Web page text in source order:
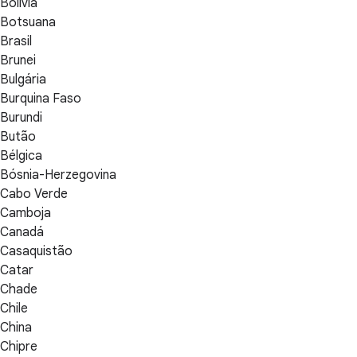
Bolívia
Botsuana
Brasil
Brunei
Bulgária
Burquina Faso
Burundi
Butão
Bélgica
Bósnia-Herzegovina
Cabo Verde
Camboja
Canadá
Casaquistão
Catar
Chade
Chile
China
Chipre